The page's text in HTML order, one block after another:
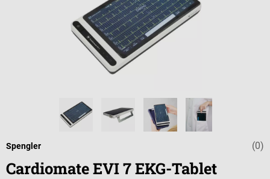
(0)
Spengler
Cardiomate EVI 7 EKG-Tablet